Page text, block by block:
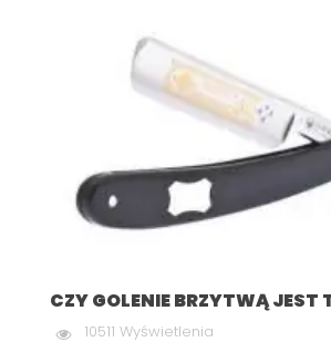
CZY GOLENIE BRZYTWĄ JEST
10511 Wyświetlenia